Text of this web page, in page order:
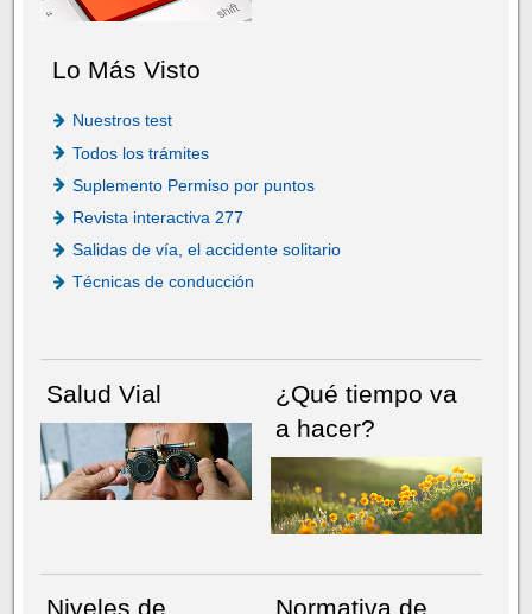
Lo Más Visto
Nuestros test
Todos los trámites
Suplemento Permiso por puntos
Revista interactiva 277
Salidas de vía, el accidente solitario
Técnicas de conducción
Salud Vial
¿Qué tiempo va
a hacer?
Niveles de
Normativa de